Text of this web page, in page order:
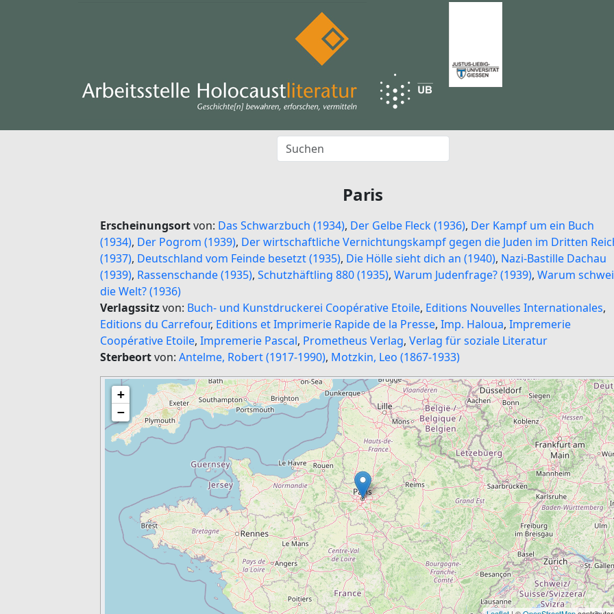
Paris
Erscheinungsortvon: Das Schwarzbuch (1934), Der Gelbe Fleck (1936), Der Kampf um ein Buch
(1934), Der Pogrom (1939), Der wirtschaftliche Vernichtungskampf gegen die Juden im Dritten
(1937), Deutschland vom Feinde besetzt (1935), Die Hölle sieht dich an (1940), Nazi-Bastille Dachau
(1939), Rassenschande (1935), Schutzhäftling 880 (1935), Warum Judenfrage? (1939), Warum
die Welt? (1936)
Verlagssitzvon: Buch- und Kunstdruckerei Coopérative Etoile, Editions Nouvelles Internationales,
Editions du Carrefour, Editions et Imprimerie Rapide de la Presse, Imp. Haloua, Impremerie
Coopérative Etoile, Impremerie Pascal, Prometheus Verlag, Verlag für soziale Literatur
Sterbeortvon: Antelme, Robert (1917-1990), Motzkin, Leo (1867-1933)
+
−